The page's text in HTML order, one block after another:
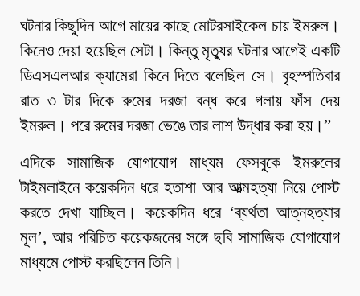
ঘটনার কিছুদিন আগে মায়ের কাছে মোটরসাইকেল চায় ইমরুল।
কিনেও দেয়া হয়েছিল সেটা। কিন্তু মৃত্যুর ঘটনার আগেই একটি
ডিএসএলআর ক্যামেরা কিনে দিতে বলেছিল সে। বৃহস্পতিবার
রাত ৩ টার দিকে রুমের দরজা বন্ধ করে গলায় ফাঁস দেয়
ইমরুল। পরে রুমের দরজা ভেঙে তার লাশ উদ্ধার করা হয়।”
এদিকে সামাজিক যোগাযোগ মাধ্যম ফেসবুকে ইমরুলের
টাইমলাইনে কয়েকদিন ধরে হতাশা আর আত্মহত্যা নিয়ে পোস্ট
করতে দেখা যাচ্ছিল। কয়েকদিন ধরে ‘ব্যর্থতা আত্নহত্যার
মূল’, আর পরিচিত কয়েকজনের সঙ্গে ছবি সামাজিক যোগাযোগ
মাধ্যমে পোস্ট করছিলেন তিনি।